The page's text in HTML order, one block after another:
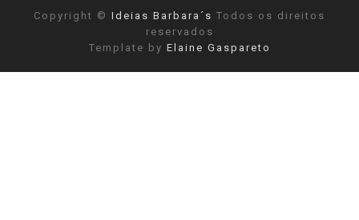
Copyright © Ideias Barbara´s Todos os direitos
reservados
Template by Elaine Gaspareto